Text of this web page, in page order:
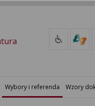
Wybory i referenda Wzory